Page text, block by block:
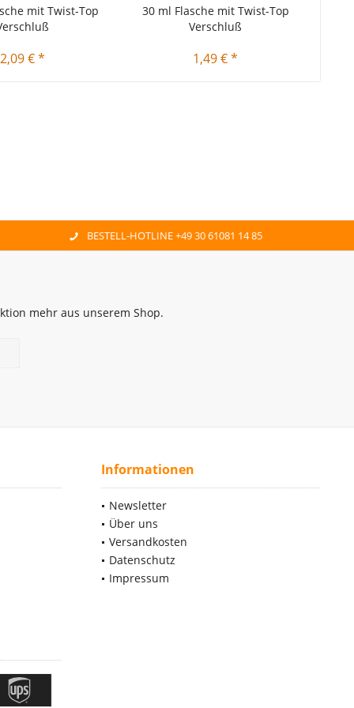
mit Twist-Top
2,09 € *
30 ml Flasche mit Twist-Top
Verschluß
1,49 € *
BESTELL-HOTLINE +49 30 61081 14 85
mehr aus unserem Shop.
Informationen
Newsletter
Über uns
Versandkosten
Datenschutz
Impressum